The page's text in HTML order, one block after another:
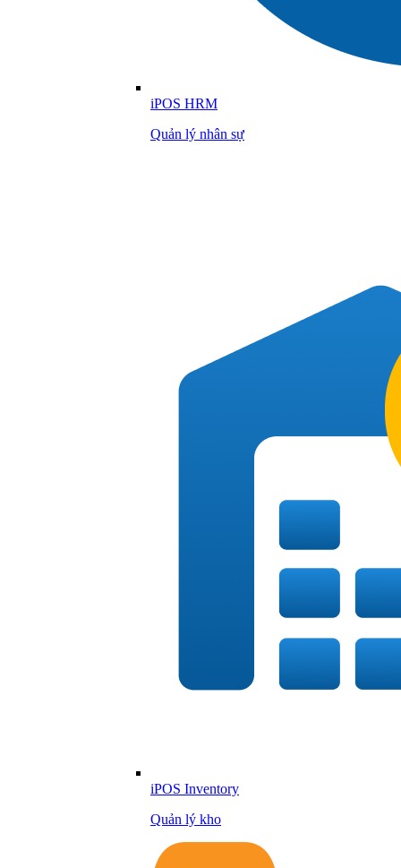
iPOS HRM
Quản lý nhân sự
iPOS Inventory
Quản lý kho